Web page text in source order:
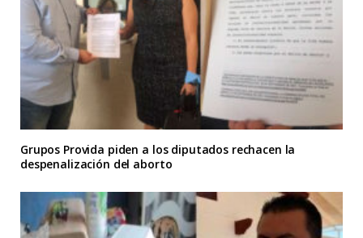
Grupos Provida piden a los diputados rechacen la
despenalización del aborto